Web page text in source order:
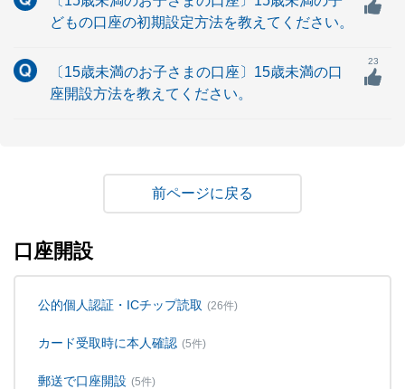
どもの口座の初期設定方法を教えてください。
〔15歳未満のお子さまの口座〕15歳未満の口
座開設方法を教えてください。
23
戻る
口座開設
公的個人認証・ICチップ読取 (26件)
カード受取時に本人確認 (5件)
郵送で口座開設 (5件)